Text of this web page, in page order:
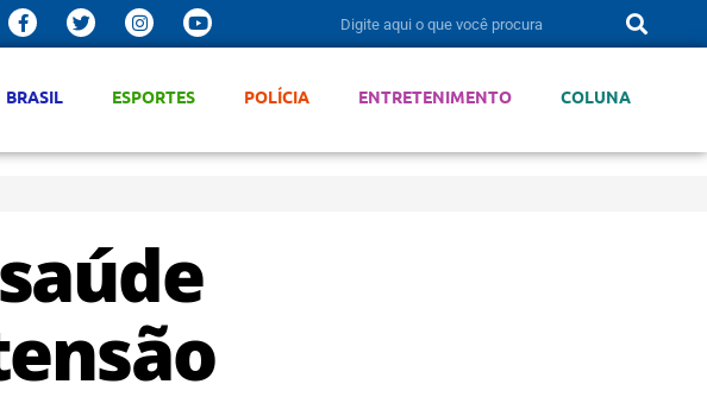
BRASIL ESPORTES POLÍCIA ENTRETENIMENTO COLUNA